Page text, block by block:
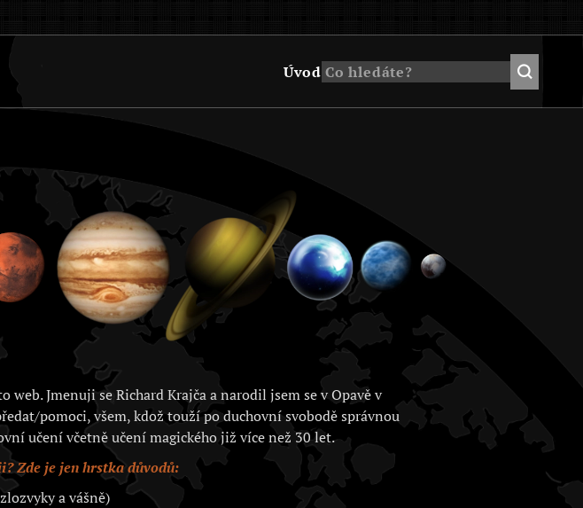
Úvod
Jmenuji se Richard Krajča a narodil jsem se v Opavě v
pomoci, všem, kdož touží po duchovní svobodě správnou
učení včetně učení magického již více než 30 let.
Zde je jen hrstka důvodů:
a vášně)